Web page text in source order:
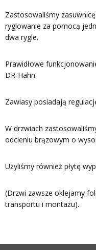
Zastosowaliśmy
ryglowanie za pomocą
dwa rygle.
Prawidłowe
DR-Hahn.
Zawiasy posiadają
W drzwiach
odcieniu brązowym o
Użyliśmy również płytę
(Drzwi zawsze oklejamy
transportu i montażu).